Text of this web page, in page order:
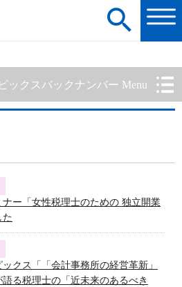
ックスバックナンバー Menu
ー「女性税理士のための 独立開業
た
クス「「会計事務所の経営革新」
る税理士の「近未来のあるべき